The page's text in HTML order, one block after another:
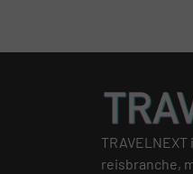
reisbranche,